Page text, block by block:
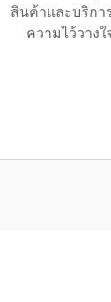
สินค้าและบริกา
ความไว้วาง